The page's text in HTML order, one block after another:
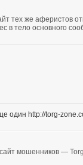
тех же аферистов
в тело основного
один http://torg-
мошенников —